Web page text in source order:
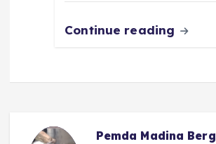
k
Continue reading
Pemda Madina Bergerak